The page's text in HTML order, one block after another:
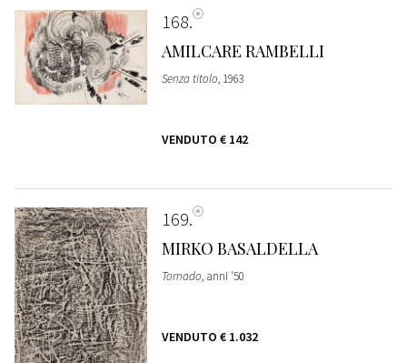
168
AMILCARE RAMBELLI
Senza titolo, 1963
VENDUTO € 142
169
MIRKO BASALDELLA
Tornado, anni '50
VENDUTO € 1.032